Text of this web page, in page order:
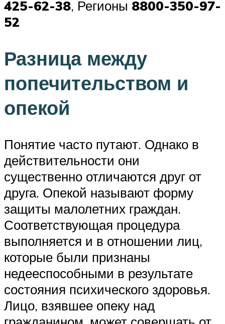
425-62-38, Регионы 8800-350-97-
52
Разница между
попечительством и
опекой
Понятие часто путают. Однако в
действительности они
существенно отличаются друг от
друга. Опекой называют форму
защиты малолетних граждан.
Соответствующая процедура
выполняется и в отношении лиц,
которые были признаны
недееспособными в результате
состояния психического здоровья.
Лицо, взявшее опеку над